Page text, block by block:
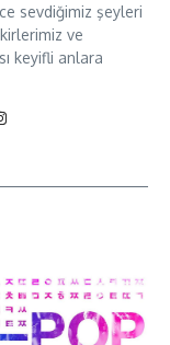
sevdiğimiz şeyleri
ve
keyifli anlara